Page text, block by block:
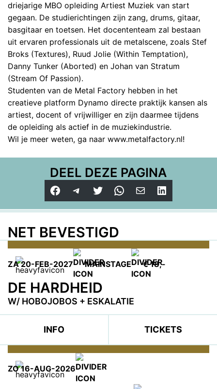
driejarige MBO opleiding Artiest Muziek van start
gegaan. De studierichtingen zijn zang, drums, gitaar,
basgitaar en toetsen. Het docententeam zal bestaan
uit ervaren professionals uit de metalscene, zoals Stef
Broks (Textures), Ruud Jolie (Within Temptation),
Danny Tunker (Aborted) en Johan van Stratum
(Stream Of Passion).
Studenten van de Metal Factory hebben in het
creatieve platform Dynamo directe praktijk kansen als
artiest, docent of vrijwilliger en zijn daarmee tijdens
de opleiding als actief in de muziekindustrie.
Wil je meer weten, ga naar www.metalfactory.nl!
DEEL DEZE PAGINA
Facebook
Telegram
TwitterWhatsApp
E-mailLinkedIn
NET BEVESTIGD
ZA 20-FEB-2027 MAINSTAGE € 18,-
DE HARDHEID
W/ HOBOJOBOS + ESKALATIE
INFO TICKETS
ZO 16-AUG-2026